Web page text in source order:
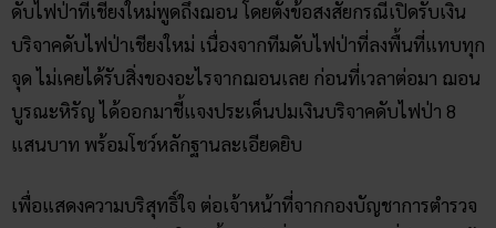
ดับไฟป่าที่เชียงใหม่พูดถึงฌอน โดยตั้งข้อสงสัยกรณีเปิดรับเงิน
บริจาคดับไฟป่าเชียงใหม่ เนื่องจากทีมดับไฟป่าที่ลงพื้นที่แทบทุก
จุด ไม่เคยได้รับสิ่งของอะไรจากฌอนเลย ก่อนที่เวลาต่อมา ฌอน
บูรณะหิรัญ ได้ออกมาชี้แจงประเด็นปมเงินบริจาคดับไฟป่า 8
แสนบาท พร้อมโชว์หลักฐานละเอียดยิบ
เพื่อแสดงความบริสุทธิ์ใจ ต่อเจ้าหน้าที่จากกองบัญชาการตำรวจ